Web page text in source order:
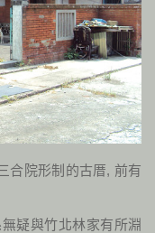
合院形制的古厝, 前有
疑與竹北林家有所淵